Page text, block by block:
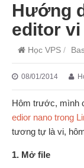
Hướng
editor
Học VPS /
08/01/2014
Hôm trước, mình
edior nano trong
tương tự là vi,
1. Mở file